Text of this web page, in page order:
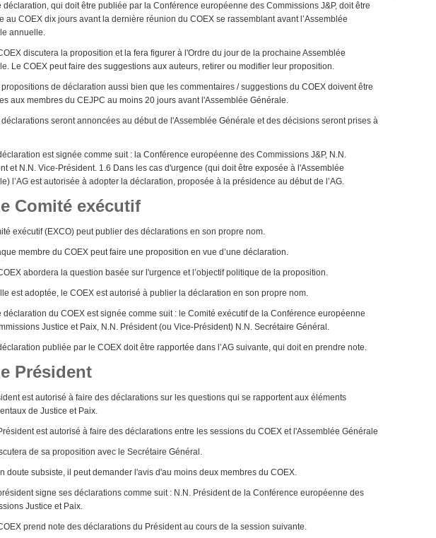
qui doit être publiée par la Conférence européenne des Commissions J&P, doit être
au COEX dix jours avant la dernière réunion du COEX se rassemblant avant l’Assemblée
annuelle.
discutera la proposition et la fera figurer à l'Ordre du jour de la prochaine Assemblée
Le COEX peut faire des suggestions aux auteurs, retirer ou modifier leur proposition.
de déclaration aussi bien que les commentaires / suggestions du COEX doivent être
aux membres du CEJPC au moins 20 jours avant l'Assemblée Générale.
seront annoncées au début de l'Assemblée Générale et des décisions seront prises à
est signée comme suit : la Conférence européenne des Commissions J&P, N.N.
et N.N. Vice-Président. 1.6 Dans les cas d'urgence (qui doit être exposée à l'Assemblée
l’AG est autorisée à adopter la déclaration, proposée à la présidence au début de l’AG.
Comité exécutif
exécutif (EXCO) peut publier des déclarations en son propre nom.
membre du COEX peut faire une proposition en vue d’une déclaration.
abordera la question basée sur l'urgence et l’objectif politique de la proposition.
est adoptée, le COEX est autorisé à publier la déclaration en son propre nom.
du COEX est signée comme suit : le Comité exécutif de la Conférence européenne
Justice et Paix, N.N. Président (ou Vice-Président) N.N. Secrétaire Général.
publiée par le COEX doit être rapportée dans l’AG suivante, qui doit en prendre note.
Président
est autorisé à faire des déclarations sur les questions qui se rapportent aux éléments
de Justice et Paix.
est autorisé à faire des déclarations entre les sessions du COEX et l'Assemblée Générale
de sa proposition avec le Secrétaire Général.
doute subsiste, il peut demander l'avis d'au moins deux membres du COEX.
signe ses déclarations comme suit : N.N. Président de la Conférence européenne des
Justice et Paix.
prend note des déclarations du Président au cours de la session suivante.